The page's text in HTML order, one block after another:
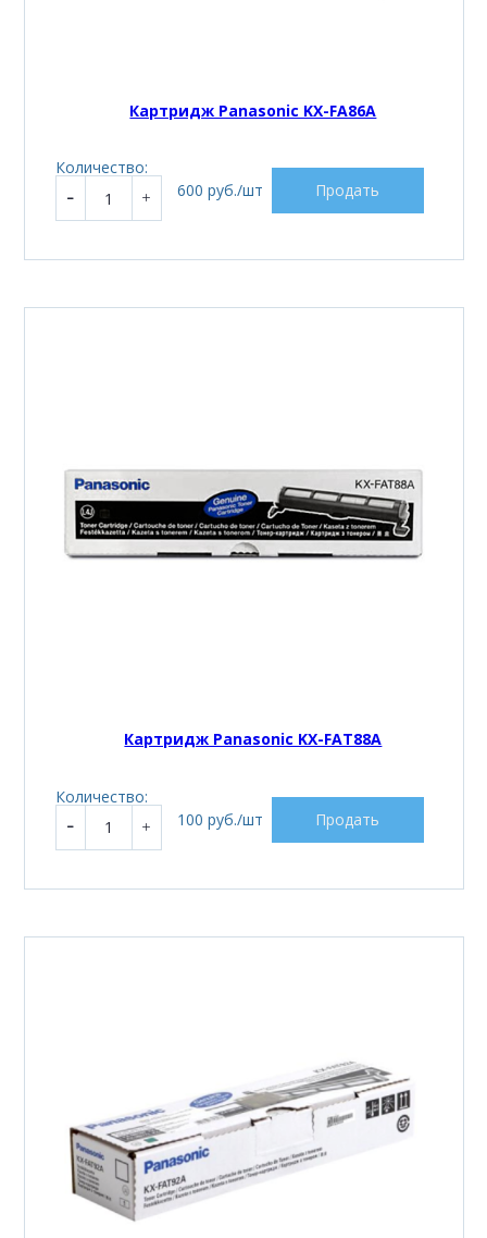
Картридж Panasonic KX-FA86A
Количество:
600 руб./шт
Продать
Картридж Panasonic KX-FAT88A
Количество:
100 руб./шт
Продать